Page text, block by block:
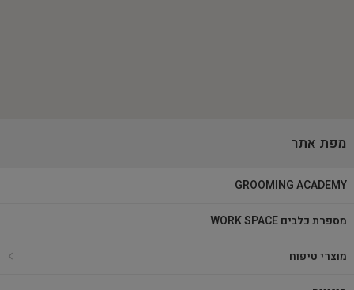
מפת אתר
GROOMING ACADEMY
מספרת כלבים WORK SPACE
מוצרי טיפוח